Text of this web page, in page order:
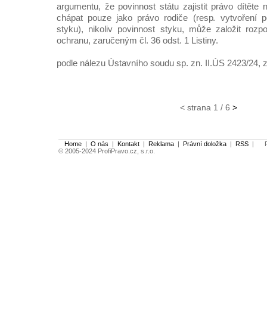
argumentu, že povinnost státu zajistit právo dítěte
chápat pouze jako právo rodiče (resp. vytvoření
styku), nikoliv povinnost styku, může založit
ochranu, zaručeným čl. 36 odst. 1 Listiny.
podle nálezu Ústavního soudu sp. zn. II.ÚS 2423/24,
< strana 1 / 6 >
Home | O nás | Kontakt | Reklama | Právní doložka | RSS |
© 2005-2024 ProfiPravo.cz, s.r.o.